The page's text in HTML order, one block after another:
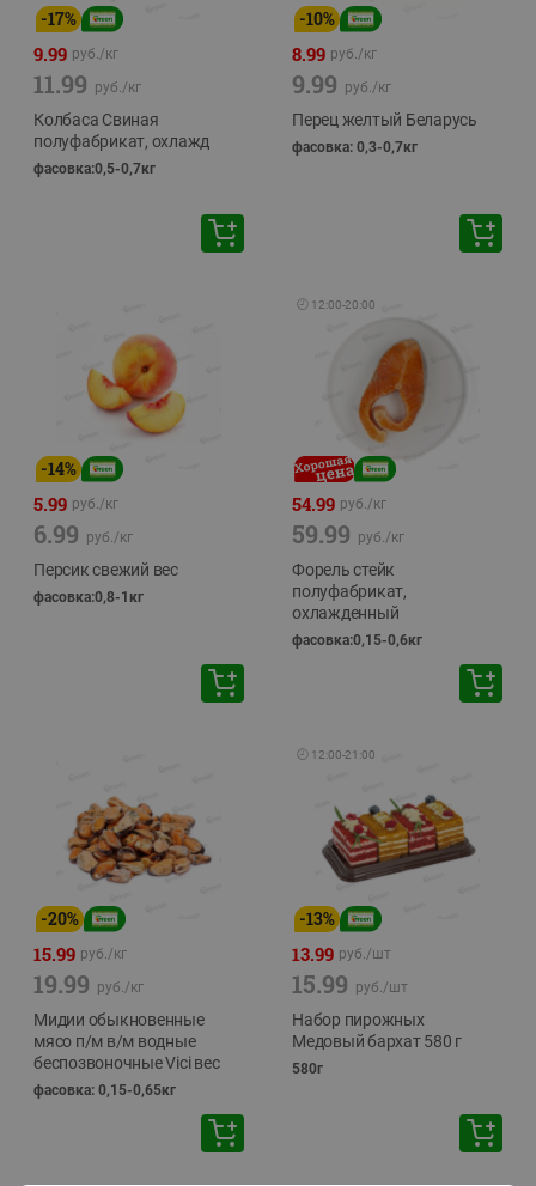
-17%
9.99 руб./кг
11.99 руб./кг
Колбаса Свиная
полуфабрикат, охлажд
фасовка:0,5-0,7кг
-10%
8.99 руб./кг
9.99 руб./кг
Перец желтый Беларусь
фасовка: 0,3-0,7кг
-14%
5.99 руб./кг
6.99 руб./кг
Персик свежий вес
фасовка:0,8-1кг
🕘 12:00-20:00
54.99 руб./кг
59.99 руб./кг
Форель стейк
полуфабрикат,
охлажденный
фасовка:0,15-0,6кг
-20%
15.99 руб./кг
19.99 руб./кг
Мидии обыкновенные
мясо п/м в/м водные
беспозвоночные Vici вес
фасовка: 0,15-0,65кг
🕘 12:00-21:00
-13%
13.99 руб./шт
15.99 руб./шт
Набор пирожных
Медовый бархат 580 г
580г